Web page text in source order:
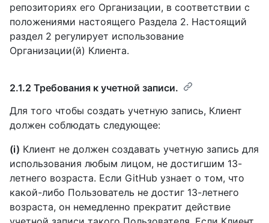
репозиториях его Организации, в соответствии с
положениями настоящего Раздела 2. Настоящий
раздел 2 регулирует использование
Организации(й) Клиента.
2.1.2 Требования к учетной записи.
Для того чтобы создать учетную запись, Клиент
должен соблюдать следующее:
(i) Клиент не должен создавать учетную запись для
использования любым лицом, не достигшим 13-
летнего возраста. Если GitHub узнает о том, что
какой-либо Пользователь не достиг 13-летнего
возраста, он немедленно прекратит действие